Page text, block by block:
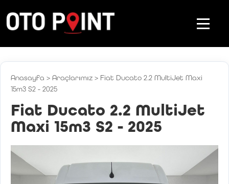
Anasayfa > Araçlarımız > Fiat Ducato 2.2 MultiJet Maxi
15m3 S2 - 2025
Fiat Ducato 2.2 MultiJet
Maxi 15m3 S2 - 2025